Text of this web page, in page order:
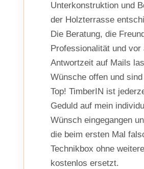
Unterkonstruktion und
der Holzterrasse
Die Beratung, die
Professionalität und vor
Antwortzeit auf Mails
Wünsche offen und
Top! TimberIN ist
Geduld auf mein
Wünsch eingegangen
die beim ersten Mal
Technikbox ohne
kostenlos ersetzt.